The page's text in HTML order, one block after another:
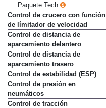
Paquete Tech
Control de crucero con función
de límitador de velocidad
Control de distancia de
aparcamiento delantero
Control de distancia de
aparcamiento trasero
Control de estabilidad (ESP)
Control de presión en
neumáticos
Control de tracción